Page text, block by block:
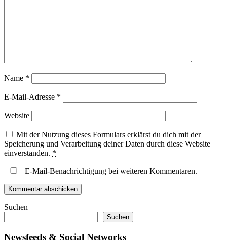
Name *
E-Mail-Adresse *
Website
Mit der Nutzung dieses Formulars erklärst du dich mit der
Speicherung und Verarbeitung deiner Daten durch diese Website
einverstanden. *
E-Mail-Benachrichtigung bei weiteren Kommentaren.
Suchen
Suchen
Newsfeeds & Social Networks